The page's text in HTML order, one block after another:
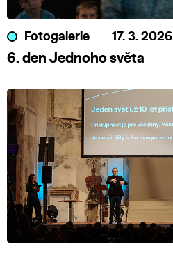
Fotogalerie 17. 3. 2026
6. den Jednoho světa